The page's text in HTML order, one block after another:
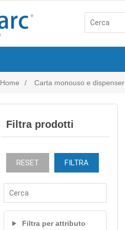
Home / Carta monouso e dispenser
Filtra prodotti
RESET FILTRA
Filtra per attributo